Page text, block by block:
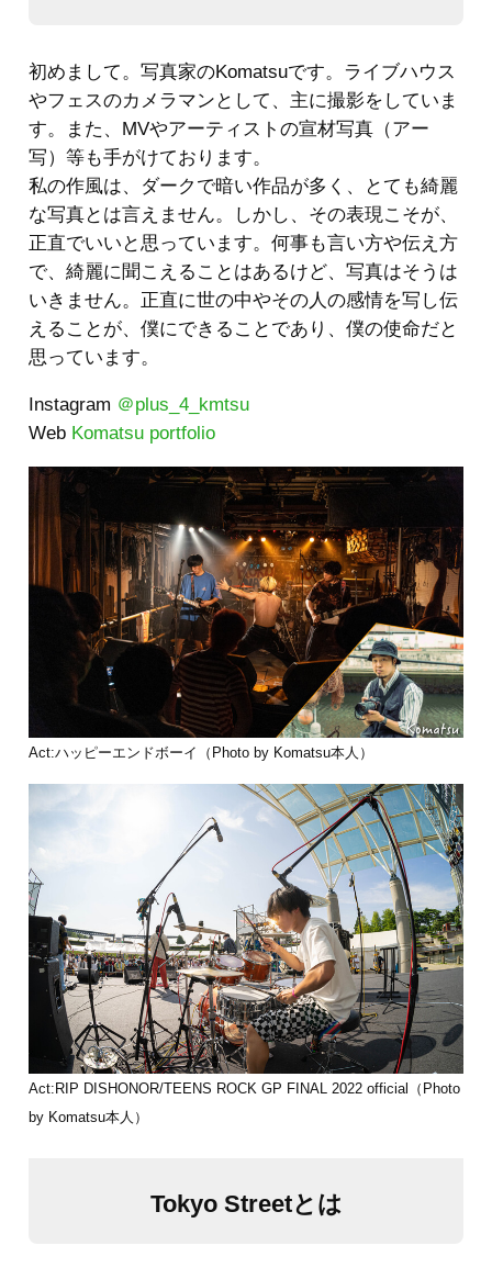
初めまして。写真家のKomatsuです。ライブハウス
やフェスのカメラマンとして、主に撮影をしていま
す。また、MVやアーティストの宣材写真（アー
写）等も手がけております。
私の作風は、ダークで暗い作品が多く、とても綺麗
な写真とは言えません。しかし、その表現こそが、
正直でいいと思っています。何事も言い方や伝え方
で、綺麗に聞こえることはあるけど、写真はそうは
いきません。正直に世の中やその人の感情を写し伝
えることが、僕にできることであり、僕の使命だと
思っています。
Instagram ＠plus_4_kmtsu
Web Komatsu portfolio
Act:ハッピーエンドボーイ（Photo by Komatsu本人）
Act:RIP DISHONOR/TEENS ROCK GP FINAL 2022 official（Photo
by Komatsu本人）
Tokyo Streetとは